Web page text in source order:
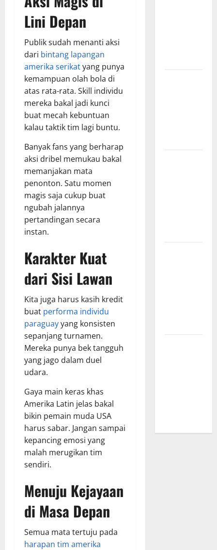
Lini Depan
Publik sudah menanti aksi
dari bintang lapangan
amerika serikatyang punya
kemampuan olah bola di
atas rata-rata. Skill individu
mereka bakal jadi kunci
buat mecah kebuntuan
kalau taktik tim lagi buntu.
Banyak fans yang berharap
aksi dribel memukau bakal
memanjakan mata
penonton. Satu momen
magis saja cukup buat
ngubah jalannya
pertandingan secara
instan.
Karakter Kuat
dari Sisi Lawan
Kita juga harus kasih kredit
buat performa individu
paraguayyang konsisten
sepanjang turnamen.
Mereka punya bek tangguh
yang jago dalam duel
udara.
Gaya main keras khas
Amerika Latin jelas bakal
bikin pemain muda USA
harus sabar. Jangan sampai
kepancing emosi yang
malah merugikan tim
sendiri.
Menuju Kejayaan
di Masa Depan
Semua mata tertuju pada
harapan tim amerika